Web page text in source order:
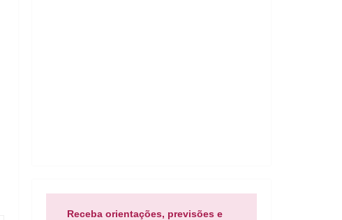
Receba orientações, previsões e